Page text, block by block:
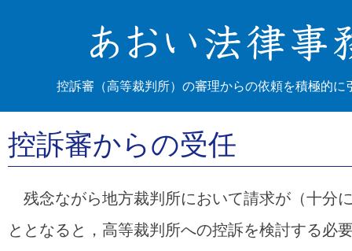
控訴審（高等裁判所）の審理からの依頼を積極的に
控訴審からの受任
残念ながら地方裁判所において請求が（十分
ととなると，高等裁判所への控訴を検討する必